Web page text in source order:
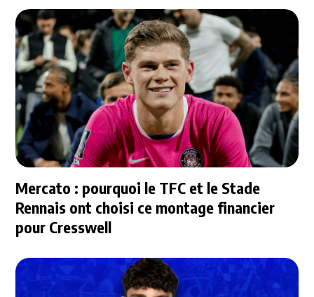
Mercato : pourquoi le TFC et le Stade
Rennais ont choisi ce montage financier
pour Cresswell